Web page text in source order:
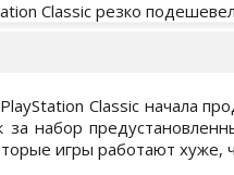
Classic начала
за набор
игры работают хуже,